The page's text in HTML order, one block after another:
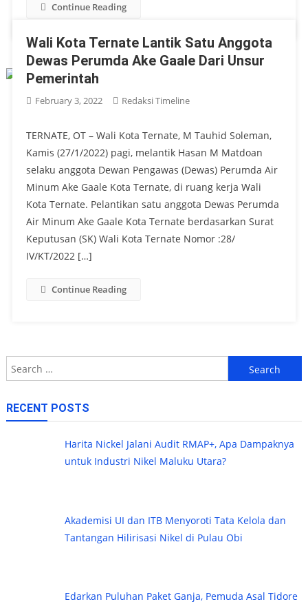
Continue Reading
Wali Kota Ternate Lantik Satu Anggota
Dewas Perumda Ake Gaale Dari Unsur
Pemerintah
February 3, 2022 Redaksi Timeline
TERNATE, OT – Wali Kota Ternate, M Tauhid Soleman,
Kamis (27/1/2022) pagi, melantik Hasan M Matdoan
selaku anggota Dewan Pengawas (Dewas) Perumda Air
Minum Ake Gaale Kota Ternate, di ruang kerja Wali
Kota Ternate. Pelantikan satu anggota Dewas Perumda
Air Minum Ake Gaale Kota Ternate berdasarkan Surat
Keputusan (SK) Wali Kota Ternate Nomor :28/
IV/KT/2022 […]
Continue Reading
Search
for:
RECENT POSTS
Harita Nickel Jalani Audit RMAP+, Apa Dampaknya
untuk Industri Nikel Maluku Utara?
Akademisi UI dan ITB Menyoroti Tata Kelola dan
Tantangan Hilirisasi Nikel di Pulau Obi
Edarkan Puluhan Paket Ganja, Pemuda Asal Tidore